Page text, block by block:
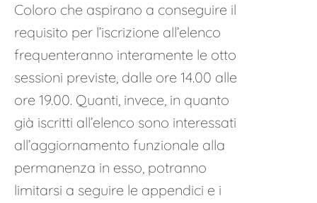
Coloro che aspirano a conseguire il
requisito per l’iscrizione all’elenco
frequenteranno interamente le otto
sessioni previste, dalle ore 14.00 alle
ore 19.00. Quanti, invece, in quanto
già iscritti all’elenco sono interessati
all’aggiornamento funzionale alla
permanenza in esso, potranno
limitarsi a seguire le appendici e i